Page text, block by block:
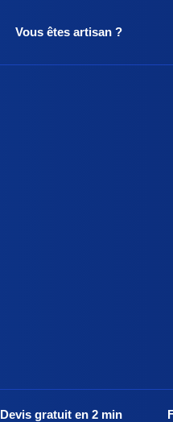
Vous êtes artisan ?
Devis gratuit en 2 min